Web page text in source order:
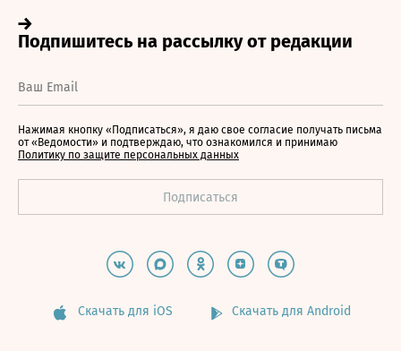
Нажимая кнопку «Подписаться», я даю свое согласие получать письма
от «Ведомости» и подтверждаю, что ознакомился и принимаю
Политику по защите персональных данных
Скачать для iOS Скачать для Android